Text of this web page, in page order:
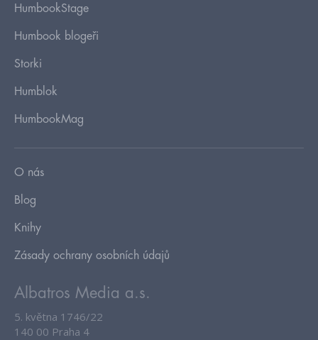
HumbookStage
Humbook blogeři
Storki
Humblok
HumbookMag
O nás
Blog
Knihy
Zásady ochrany osobních údajů
Albatros Media a.s.
5. května 1746/22
140 00 Praha 4